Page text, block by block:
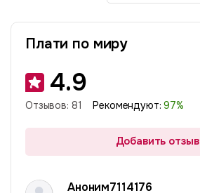
Плати по миру
4.9
Отзывов: 81 Рекомендуют:97%
Добавить отзыв
Аноним7114176